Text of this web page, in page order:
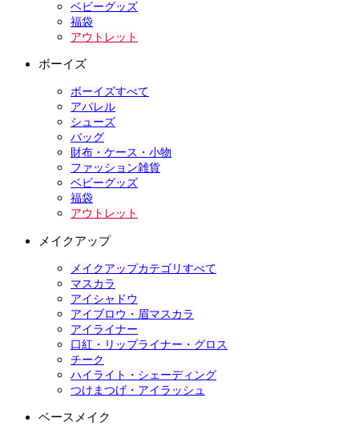
ベビーグッズ
福袋
アウトレット
ボーイズ
ボーイズすべて
アパレル
シューズ
バッグ
財布・ケース・小物
ファッション雑貨
ベビーグッズ
福袋
アウトレット
メイクアップ
メイクアップカテゴリすべて
マスカラ
アイシャドウ
アイブロウ・眉マスカラ
アイライナー
口紅・リップライナー・グロス
チーク
ハイライト・シェーディング
つけまつげ・アイラッシュ
ベースメイク